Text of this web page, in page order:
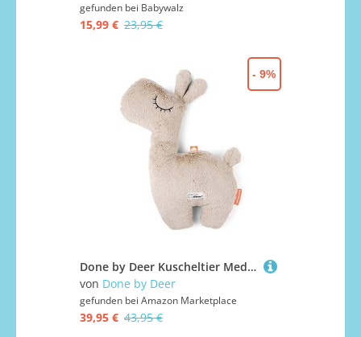
gefunden bei Babywalz
15,99 € 23,95 €
Done by Deer Kuscheltier Medium Lalee Sand - Baby Teddybär, 47 x 33 cm - Stoff: 100% Polyester. Füllung: 100% Polyesterfasern (recycelt) mit PP-Perlenbeutel
von Done by Deer
gefunden bei Amazon Marketplace
39,95 € 43,95 €
- 9%